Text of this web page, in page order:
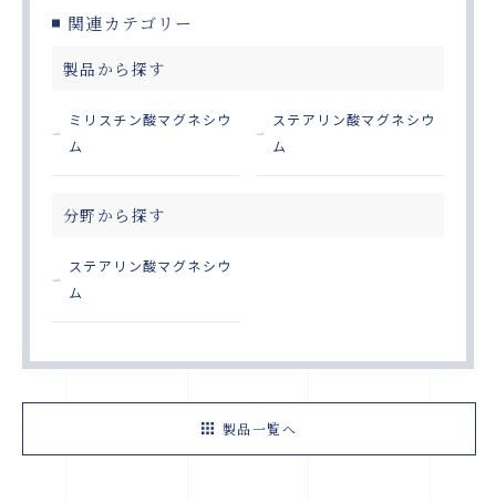
関連カテゴリー
製品から探す
ミリスチン酸マグネシウ
ム
ステアリン酸マグネシウ
ム
分野から探す
ステアリン酸マグネシウ
ム
製品一覧へ